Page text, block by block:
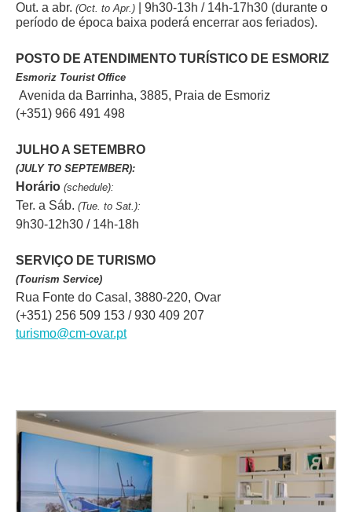
Out. a abr. (Oct. to Apr.)
| 9h30-13h / 14h-17h30 (durante o
período de época baixa poderá encerrar aos feriados).
POSTO DE ATENDIMENTO TURÍSTICO DE ESMORIZ
Esmoriz Tourist Office
Avenida da Barrinha, 3885, Praia de Esmoriz
(+351) 966 491 498
JULHO A SETEMBRO
(JULY TO SEPTEMBER):
Horário (schedule):
Ter. a Sáb. (Tue. to Sat.):
9h30-12h30 / 14h-18h
SERVIÇO DE TURISMO
(Tourism Service)
Rua Fonte do Casal, 3880-220, Ovar
(+351) 256 509 153 / 930 409 207
turismo@cm-ovar.pt